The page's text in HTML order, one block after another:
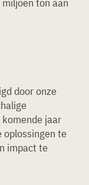
door onze
jaar
oplossingen te
impact te